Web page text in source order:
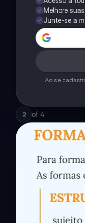
Melhore
Junte-se a
Ao se
2 of 4